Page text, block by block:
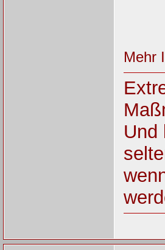
Mehr
Und